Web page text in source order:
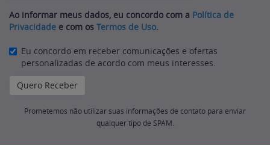
Ao informar meus dados, eu concordo com a Política de
Privacidade e com os Termos de Uso.
Eu concordo em receber comunicações e ofertas
personalizadas de acordo com meus interesses.
Prometemos não utilizar suas informações de contato para enviar
qualquer tipo de SPAM.